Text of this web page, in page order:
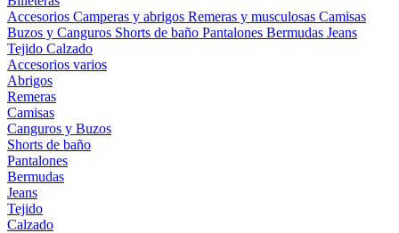
Accesorios Camperas y abrigos Remeras y musculosas Camisas
Buzos y Canguros Shorts de baño Pantalones Bermudas Jeans
Tejido Calzado
Accesorios varios
Abrigos
Remeras
Camisas
Canguros y Buzos
Shorts de baño
Pantalones
Bermudas
Jeans
Tejido
Calzado